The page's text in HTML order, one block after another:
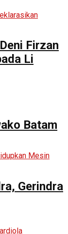
Firzan
Li
Batam
Gerindra